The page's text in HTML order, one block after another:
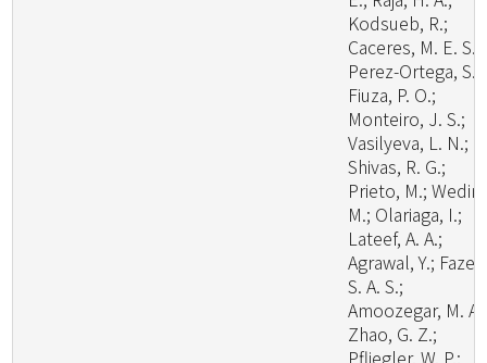
Kodsueb, R.;
Caceres, M. E. S.;
Perez-Ortega, S.;
Fiuza, P. O.;
Monteiro, J. S.;
Vasilyeva, L. N.;
Shivas, R. G.;
Prieto, M.; Wedin,
M.; Olariaga, I.;
Lateef, A. A.;
Agrawal, Y.;
S. A. S.;
Amoozegar, M. A.;
Zhao, G. Z.;
Pfliegler, W. P.;